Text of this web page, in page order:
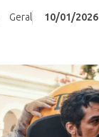
Geral 10/01/2026